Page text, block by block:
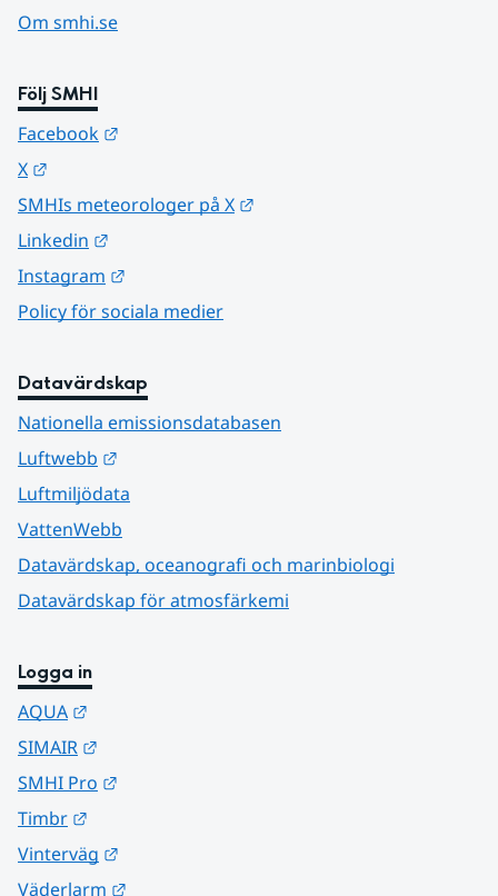
Om smhi.se
Följ SMHI
Facebook
X
SMHIs meteorologer på X
Linkedin
Instagram
Policy för sociala medier
Datavärdskap
Nationella emissionsdatabasen
Luftwebb
Luftmiljödata
VattenWebb
Datavärdskap, oceanografi och marinbiologi
Datavärdskap för atmosfärkemi
Logga in
AQUA
SIMAIR
SMHI Pro
Timbr
Vinterväg
Väderlarm